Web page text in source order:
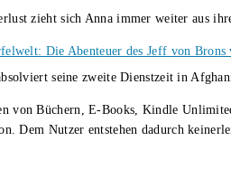
zieht sich Anna immer weiter aus
Die Abenteuer des Jeff von Brons
seine zweite Dienstzeit in
von Büchern, E-Books, Kindle
Dem Nutzer entstehen dadurch